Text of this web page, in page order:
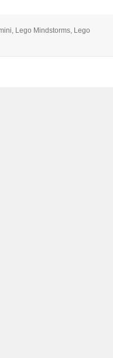
Lego Mindstorms Lego